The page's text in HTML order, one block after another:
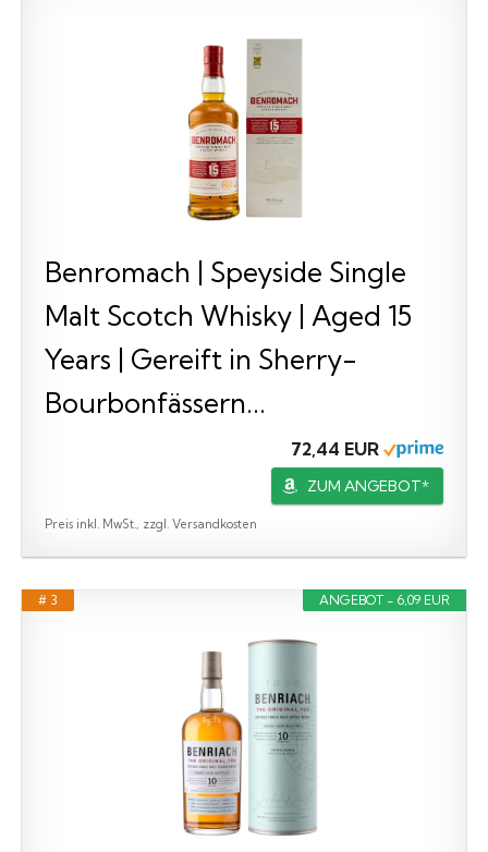
Benromach | Speyside Single
Malt Scotch Whisky | Aged 15
Years | Gereift in Sherry-
Bourbonfässern...
72,44 EUR
ZUM ANGEBOT*
Preis inkl. MwSt., zzgl. Versandkosten
ANGEBOT - 6,09 EUR
# 3